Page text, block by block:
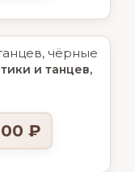
и танцев,
₽